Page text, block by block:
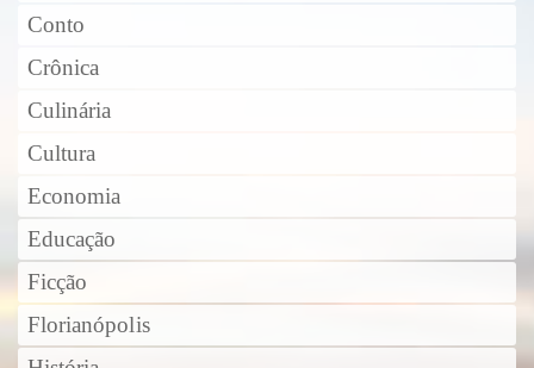
Conto
Crônica
Culinária
Cultura
Economia
Educação
Ficção
Florianópolis